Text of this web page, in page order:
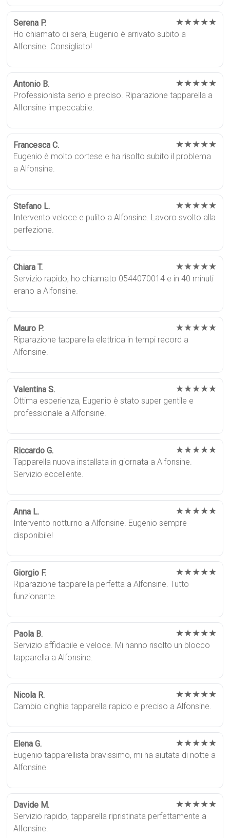
Serena P. ★★★★★
Ho chiamato di sera, Eugenio è arrivato subito a
Alfonsine. Consigliato!
Antonio B. ★★★★★
Professionista serio e preciso. Riparazione tapparella a
Alfonsine impeccabile.
Francesca C. ★★★★★
Eugenio è molto cortese e ha risolto subito il problema
a Alfonsine.
Stefano L. ★★★★★
Intervento veloce e pulito a Alfonsine. Lavoro svolto alla
perfezione.
Chiara T. ★★★★★
Servizio rapido, ho chiamato 0544070014 e in 40 minuti
erano a Alfonsine.
Mauro P. ★★★★★
Riparazione tapparella elettrica in tempi record a
Alfonsine.
Valentina S. ★★★★★
Ottima esperienza, Eugenio è stato super gentile e
professionale a Alfonsine.
Riccardo G. ★★★★★
Tapparella nuova installata in giornata a Alfonsine.
Servizio eccellente.
Anna L. ★★★★★
Intervento notturno a Alfonsine. Eugenio sempre
disponibile!
Giorgio F. ★★★★★
Riparazione tapparella perfetta a Alfonsine. Tutto
funzionante.
Paola B. ★★★★★
Servizio affidabile e veloce. Mi hanno risolto un blocco
tapparella a Alfonsine.
Nicola R. ★★★★★
Cambio cinghia tapparella rapido e preciso a Alfonsine.
Elena G. ★★★★★
Eugenio tapparellista bravissimo, mi ha aiutata di notte a
Alfonsine.
Davide M. ★★★★★
Servizio rapido, tapparella ripristinata perfettamente a
Alfonsine.